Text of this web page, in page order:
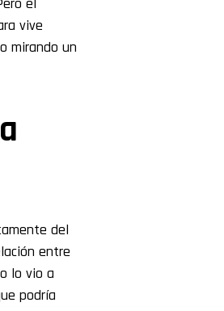
vive
mirando un
del
entre
lo vio a
podría